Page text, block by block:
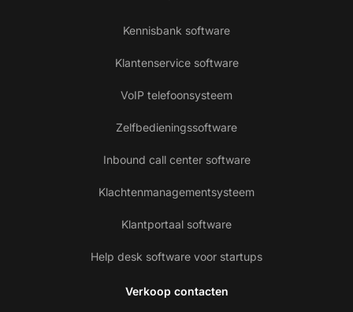
Kennisbank software
Klantenservice software
VoIP telefoonsysteem
Zelfbedieningssoftware
Inbound call center software
Klachtenmanagementsysteem
Klantportaal software
Help desk software voor startups
Verkoop contacten